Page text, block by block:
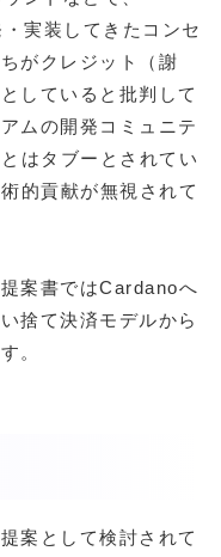
実装してきたコンセ
がクレジット（謝
していると批判して
ムの開発コミュニテ
はタブーとされてい
的貢献が無視されて
案書ではCardanoへ
捨て決済モデルから
。
案として検討されて